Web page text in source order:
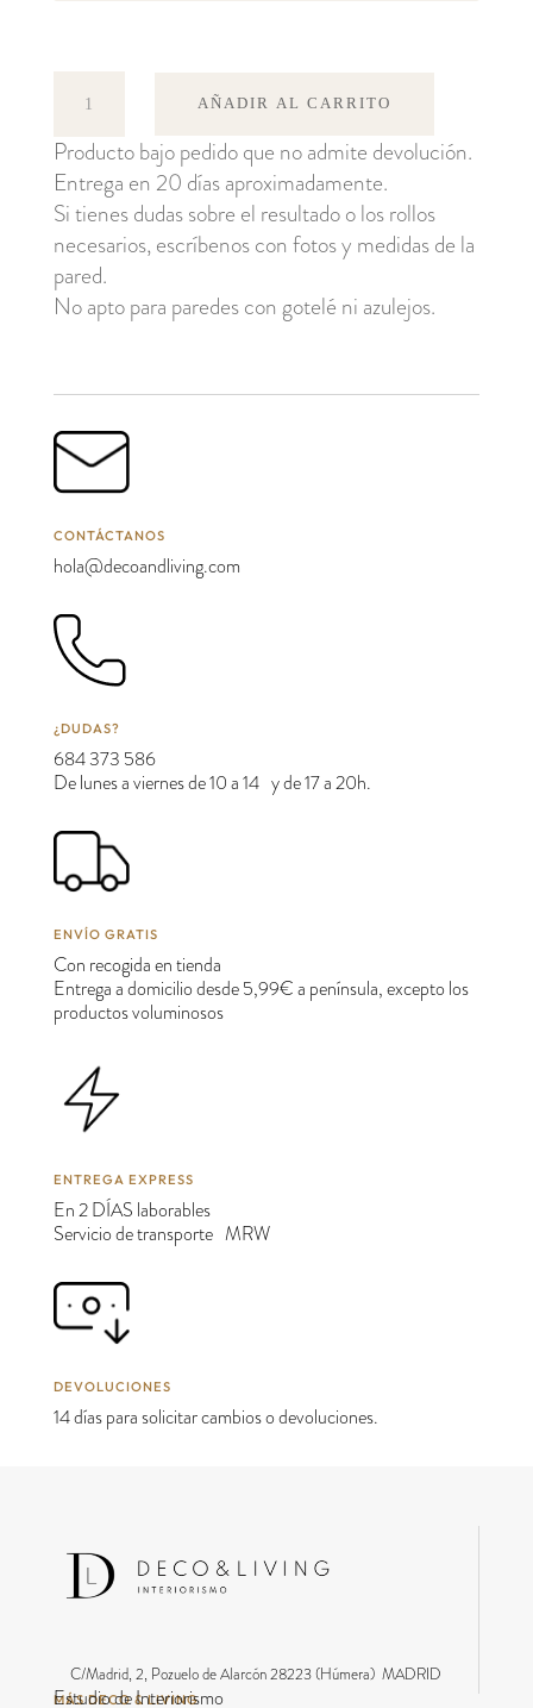
AÑADIR AL CARRITO
Producto bajo pedido que no admite devolución.
Entrega en 20 días aproximadamente.
Si tienes dudas sobre el resultado o los rollos
necesarios, escríbenos con fotos y medidas de la
pared.
No apto para paredes con gotelé ni azulejos.
CONTÁCTANOS
hola@decoandliving.com
¿DUDAS?
684 373 586
De lunes a viernes de 10 a 14 y de 17 a 20h.
ENVÍO GRATIS
Con recogida en tienda
Entrega a domicilio desde 5,99€ a península, excepto los
productos voluminosos
ENTREGA EXPRESS
En 2 DÍAS laborables
Servicio de transporte MRW
DEVOLUCIONES
14 días para solicitar cambios o devoluciones.
C/Madrid, 2, Pozuelo de Alarcón 28223 (Húmera) MADRID
MÁS DECO & LIVING
Estudio de Interiorismo